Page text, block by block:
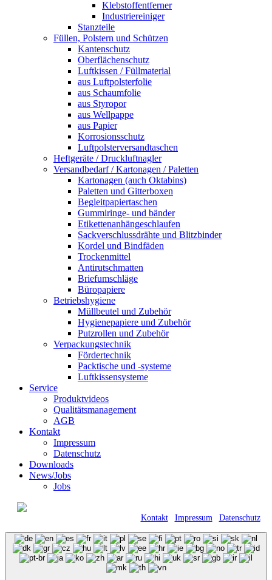
Klebstoffentferner
Industriereiniger
Stanzteile
Füllen, Polstern und Schützen
Kantenschutz
Oberflächenschutz
Luftkissen / Füllmaterial
aus Luftpolsterfolie
aus Schaumfolie
aus Styropor
aus Wellpappe
aus Papier
Korrosionsschutz
Luftpolsterversandtaschen
Heftgeräte / Druckluftnagler
Versandbedarf / Kartonagen / Paletten
Kartonagen (auch Oktabins)
Paletten und Gitterboxen
Begleitpapiertaschen
Gummiringe- und bänder
Etikettenanhängeschlaufen
Sackverschlussdrähte und Blitzbinder
Kordel und Bindfäden
Trockenmittel
Antirutschmatten
Briefumschläge
Büropapiere
Betriebshygiene
Müllbeutel und Zubehör
Hygienepapiere und Zubehör
Putzrollen und Zubehör
Verpackungstechnik
Fördertechnik
Packtische und -systeme
Luftkissensysteme
Service
Produktvideos
Qualitätsmanagement
AGB
Kontakt
Impressum
Datenschutz
Downloads
News/Jobs
Jobs
Kontakt| Impressum| Datenschutz